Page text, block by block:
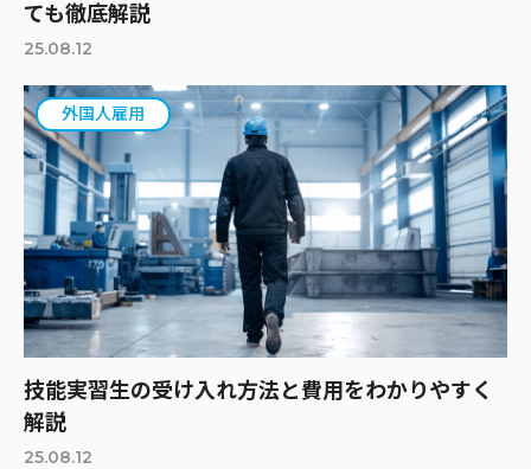
ても徹底解説
25.08.12
外国人雇用
技能実習生の受け入れ方法と費用をわかりやすく
解説
25.08.12